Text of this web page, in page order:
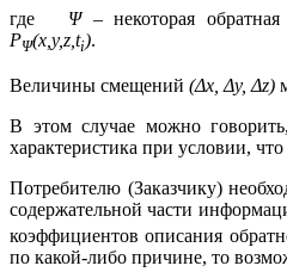
где Ψ –некоторая
PΨ(x y,z ti).
Величины смещений (Δx , Δy, Δz)
В этом случае можно
характеристика при условии,
Потребителю (Заказчику)
содержательной части
коэффициентов описания
по какой-либо причине, то